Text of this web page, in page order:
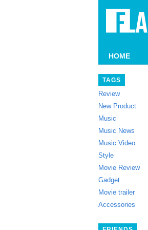
HOME
TAGS
Review
New Product
Music
Music News
Music Video
Style
Movie Review
Gadget
Movie trailer
Accessories